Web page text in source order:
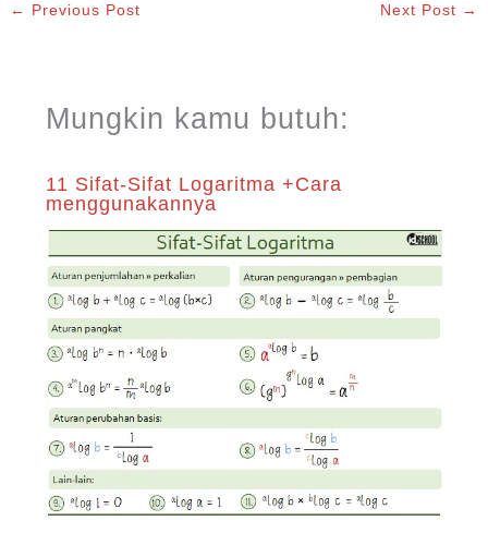
← Previous Post Next Post →
Mungkin kamu butuh:
11 Sifat-Sifat Logaritma +Cara
menggunakannya